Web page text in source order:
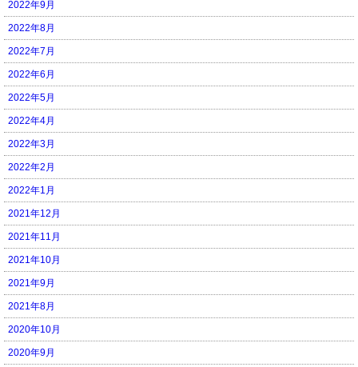
2022年9月
2022年8月
2022年7月
2022年6月
2022年5月
2022年4月
2022年3月
2022年2月
2022年1月
2021年12月
2021年11月
2021年10月
2021年9月
2021年8月
2020年10月
2020年9月